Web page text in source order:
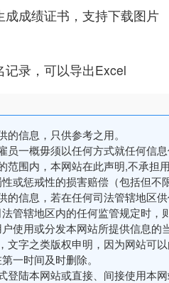
成绩证书，支持下载图片
记录，可以导出Excel
的信息，只供参考之用。
员一概毋须以任何方式就任何信
范围内，本网站在此声明,不承担
或惩戒性的损害赔偿（包括但
的信息，若在任何司法管辖地区
管辖地区内的任何监管规定时
使用或分发本网站所提供信息的
文字之类版权申明，因为网站可
一时间及时删除。
登陆本网站或直接、间接使用本